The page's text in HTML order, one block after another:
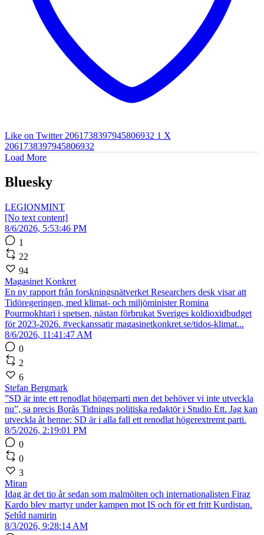
Like on Twitter 2061738397945806932 1 X
2061738397945806932
Load More
Bluesky
LEGIONMINT
[No text content]
8/6/2026, 5:53:46 PM
1
22
94
Magasinet Konkret
En ny rapport från forskningsnätverket Researchers desk visar att
Tidöregeringen, med klimat- och miljöminister Romina
Pourmokhtari i spetsen, nästan förbrukat Sveriges koldioxidbudget
för 2023-2026. #veckanssatir magasinetkonkret.se/tidos-klimat...
8/6/2026, 11:41:47 AM
0
2
6
Stefan Bergmark
”SD är inte ett renodlat högerparti men det behöver vi inte utveckla
nu”, sa precis Borås Tidnings politiska redaktör i Studio Ett. Jag kan
utveckla åt henne: SD är i alla fall ett renodlat högerextremt parti.
8/5/2026, 2:19:01 PM
0
0
3
Miran
Idag är det tio år sedan som malmöiten och internationalisten Firaz
Kardo blev martyr under kampen mot IS och för ett fritt Kurdistan.
Şehîd namirin
8/3/2026, 9:28:14 AM